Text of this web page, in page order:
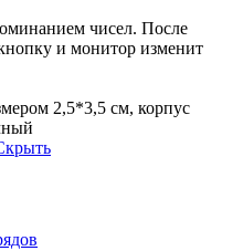
чисел. После
и монитор изменит
2,5*3,5 см, корпус